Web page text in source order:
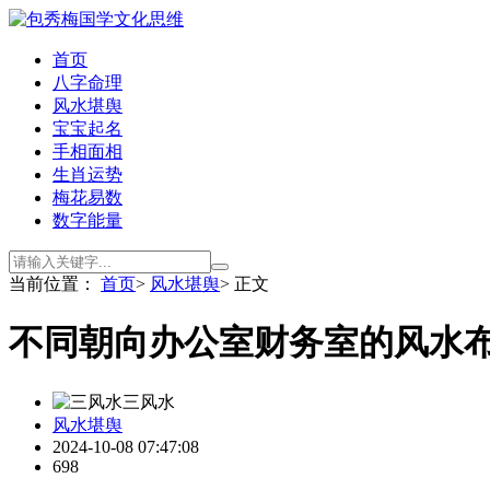
首页
八字命理
风水堪舆
宝宝起名
手相面相
生肖运势
梅花易数
数字能量
当前位置： 首页> 风水堪舆> 正文
不同朝向办公室财务室的风水
三风水
风水堪舆
2024-10-08 07:47:08
698